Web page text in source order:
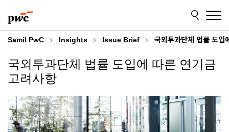
to
content
to
footer
Samil PwC Insights Issue Brief 국외투과단체 법률 도입
국외투과단체 법률 도입에 따른 연기금
고려사항